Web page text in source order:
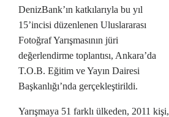
DenizBank’ın katkılarıyla bu yıl
15’incisi düzenlenen Uluslararası
Fotoğraf Yarışmasının jüri
değerlendirme toplantısı, Ankara’da
T.O.B. Eğitim ve Yayın Dairesi
Başkanlığı’nda gerçekleştirildi.
Yarışmaya 51 farklı ülkeden, 2011 kişi,